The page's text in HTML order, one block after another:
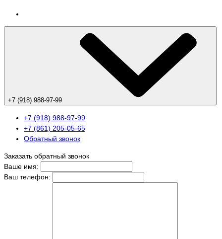
+7 (918) 988-97-99
+7 (918) 988-97-99
+7 (861) 205-05-65
Обратный звонок
Заказать обратный звонок
Ваше имя:
Ваш телефон: